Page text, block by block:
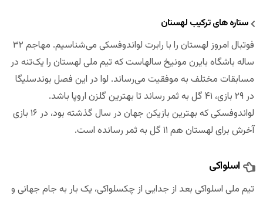
ستاره های ترکیب لهستان
فوتبال امروز لهستان را با رابرت لواندوفسکی می‌شناسیم. مهاجم ۳۲
ساله باشگاه بایرن مونیخ سالهاست که تیم ملی لهستان را یک‌تنه در
مسابقات مختلف به موفقیت می‌رساند. لوا در این فصل بوندسلیگا
در ۲۹ بازی، ۴۱ گل به ثمر رساند تا بهترین گلزن اروپا باشد.
لواندوفسکی که بهترین بازیکن جهان در سال گذشته بود، در ۱۶ بازی
آخرش برای لهستان هم ۱۱ گل به ثمر رسانده است.
اسلواکی
تیم ملی اسلواکی بعد از جدایی از چکسلواکی، یک بار به جام جهانی و